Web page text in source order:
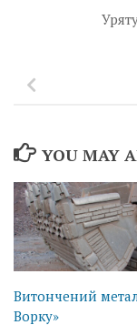
YOU MAY
Витончений
Ворку»